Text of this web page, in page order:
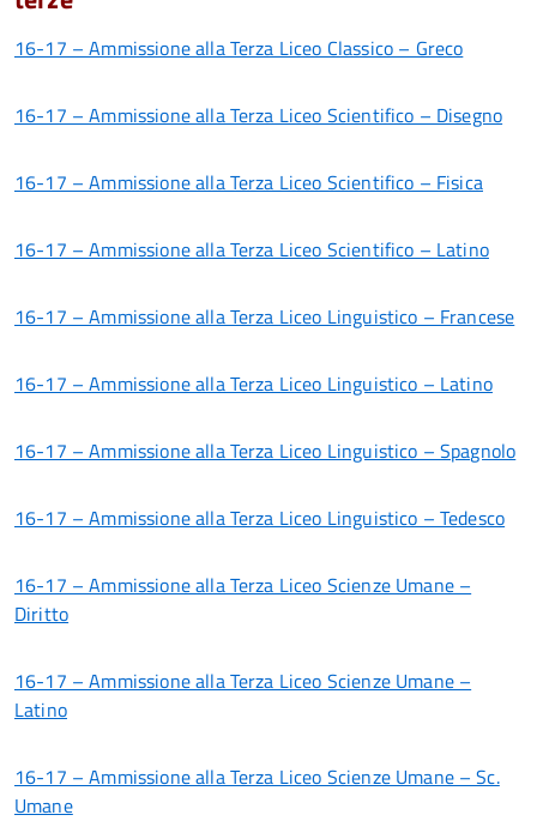
16-17 – Ammissione alla Terza Liceo Classico – Greco
16-17 – Ammissione alla Terza Liceo Scientifico – Disegno
16-17 – Ammissione alla Terza Liceo Scientifico – Fisica
16-17 – Ammissione alla Terza Liceo Scientifico – Latino
16-17 – Ammissione alla Terza Liceo Linguistico – Francese
16-17 – Ammissione alla Terza Liceo Linguistico – Latino
16-17 – Ammissione alla Terza Liceo Linguistico – Spagnolo
16-17 – Ammissione alla Terza Liceo Linguistico – Tedesco
16-17 – Ammissione alla Terza Liceo Scienze Umane –
Diritto
16-17 – Ammissione alla Terza Liceo Scienze Umane –
Latino
16-17 – Ammissione alla Terza Liceo Scienze Umane – Sc.
Umane